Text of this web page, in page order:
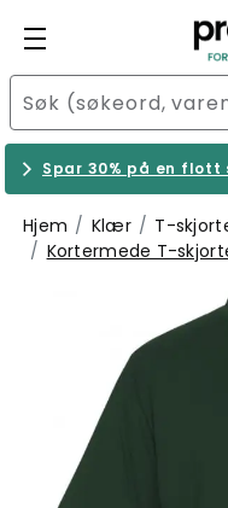
Spar 30% på en
Hjem Klær
T-
Kortermede T-